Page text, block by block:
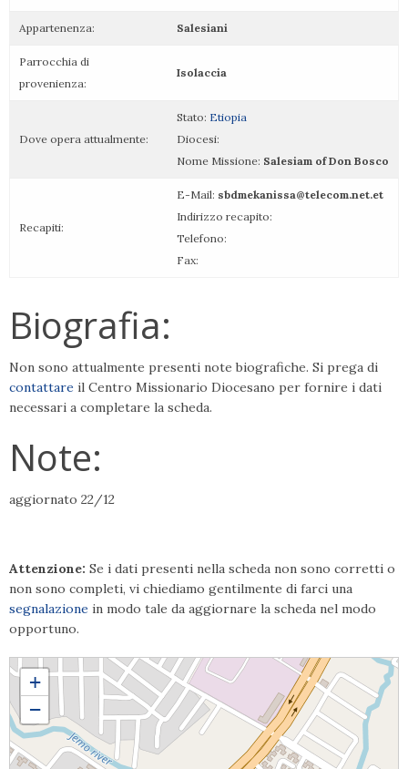
Appartenenza: Salesiani
Parrocchia di
provenienza:
Isolaccia
Dove opera attualmente:
Stato: Etiopia
Diocesi:
Nome Missione: Salesiam of Don Bosco
Recapiti:
E-Mail: sbdmekanissa@telecom.net.et
Indirizzo recapito:
Telefono:
Fax:
Biografia:
Non sono attualmente presenti note biografiche. Si prega di
contattare il Centro Missionario Diocesano per fornire i dati
necessari a completare la scheda.
Note:
aggiornato 22/12
Attenzione: Se i dati presenti nella scheda non sono corretti o
non sono completi, vi chiediamo gentilmente di farci una
segnalazione in modo tale da aggiornare la scheda nel modo
opportuno.
don Dino VIVIANI
+
−